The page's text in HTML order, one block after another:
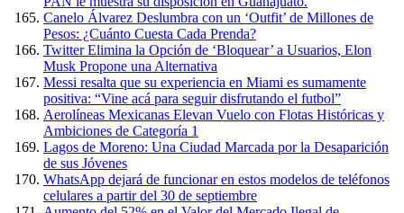
Canelo Álvarez Deslumbra con un ‘Outfit’ de Millones de
Pesos: ¿Cuánto Cuesta Cada Prenda?
Twitter Elimina la Opción de ‘Bloquear’ a Usuarios, Elon
Musk Propone una Alternativa
Messi resalta que su experiencia en Miami es sumamente
positiva: “Vine acá para seguir disfrutando el futbol”
Aerolíneas Mexicanas Elevan Vuelo con Flotas Históricas y
Ambiciones de Categoría 1
Lagos de Moreno: Una Ciudad Marcada por la Desaparición
de sus Jóvenes
WhatsApp dejará de funcionar en estos modelos de teléfonos
celulares a partir del 30 de septiembre